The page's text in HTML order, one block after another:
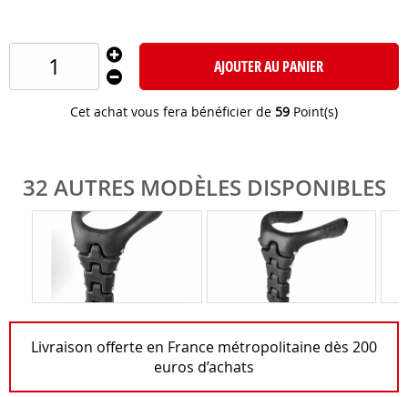
AJOUTER AU PANIER
Cet achat vous fera bénéficier de 59 Point(s)
Livraison offerte en France métropolitaine dès 200
euros d’achats
32 AUTRES MODÈLES DISPONIBLES